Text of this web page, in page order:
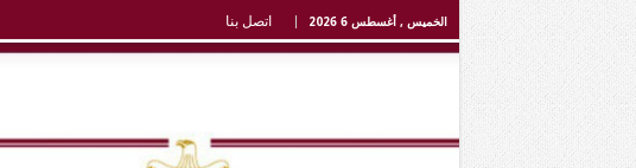
الخميس , أغسطس 6 2026 اتصل بنا